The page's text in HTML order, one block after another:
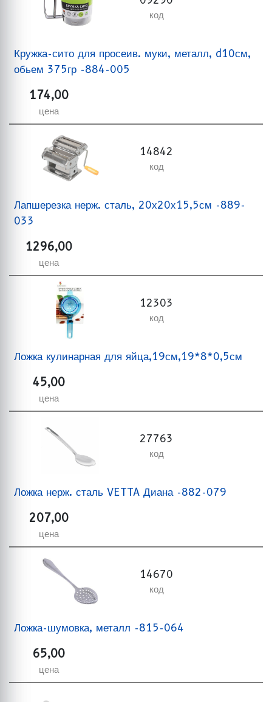
код
Кружка-сито для просеив. муки, металл, d10см,
обьем 375гр -884-005
174,00
цена
14842
код
Лапшерезка нерж. сталь, 20х20х15,5см -889-
033
1296,00
цена
12303
код
Ложка кулинарная для яйца,19см,19*8*0,5см
45,00
цена
27763
код
Ложка нерж. сталь VETTA Диана -882-079
207,00
цена
14670
код
Ложка-шумовка, металл -815-064
65,00
цена